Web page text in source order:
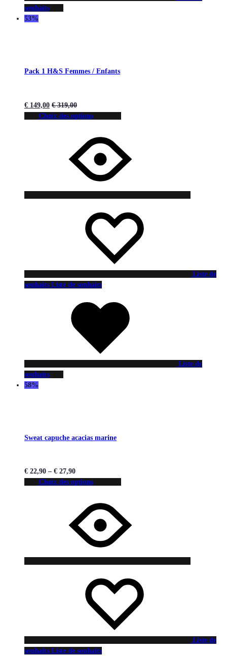
souhaits
53%
Pack 1 H&S Femmes / Enfants
€ 149,00 €319,00
Choix des options
Liste de
souhaits Liste de souhaits
Liste de
souhaits
58%
Sweat capuche acacias marine
€ 22,90 – € 27,90
Choix des options
Liste de
souhaits Liste de souhaits